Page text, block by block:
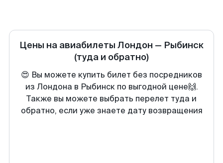
Цены на авиабилеты Лондон — Рыбинск
(туда и обратно)
😍 Вы можете купить билет без посредников
из Лондона в Рыбинск по выгодной цене🙌.
Также вы можете выбрать перелет туда и
обратно, если уже знаете дату возвращения